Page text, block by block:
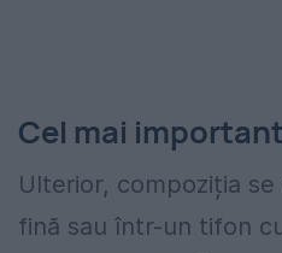
Cel mai
Ulterior, compoziția
fină sau într-un tifon